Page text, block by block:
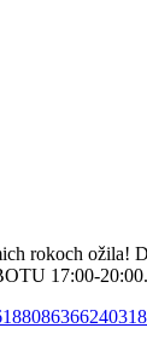
rokoch
17:00-